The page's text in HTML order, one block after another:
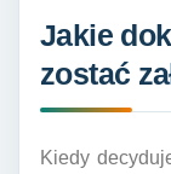
Jakie
zostać
Kiedy